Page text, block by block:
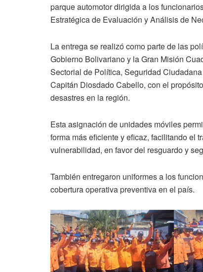
parque automotor dirigida a los
Estratégica de Evaluación y Análisis de
La entrega se realizó como parte de las
Gobierno Bolivariano y la Gran Misión
Sectorial de Política, Seguridad
Capitán Diosdado Cabello, con el
desastres en la región.
Esta asignación de unidades móviles
forma más eficiente y eficaz, facilitando el
vulnerabilidad, en favor del resguardo y
También entregaron uniformes a los
cobertura operativa preventiva en el país.